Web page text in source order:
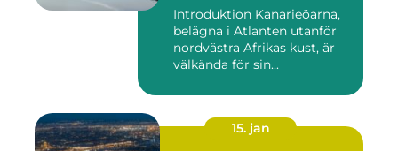
Introduktion Kanarieöarna,
belägna i Atlanten utanför
nordvästra Afrikas kust, är
välkända för sin...
15. jan